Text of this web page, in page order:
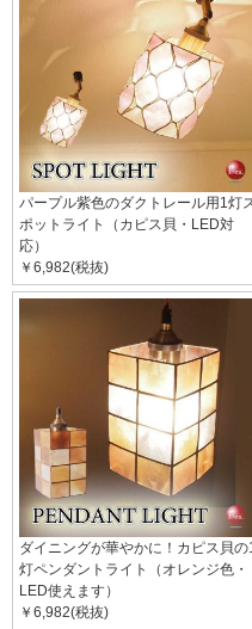
パープル紫色のダクトレール用1灯
ポットライト（カピス貝・LED対
応）
￥6,982(税抜)
ダイニングが華やかに！カピス貝の1
灯ペンダントライト（オレンジ色・
LED使えます）
￥6,982(税抜)